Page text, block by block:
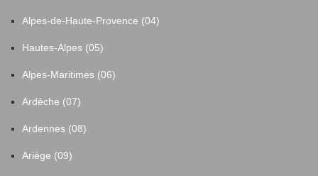
Alpes-de-Haute-Provence (04)
Hautes-Alpes (05)
Alpes-Maritimes (06)
Ardèche (07)
Ardennes (08)
Ariège (09)